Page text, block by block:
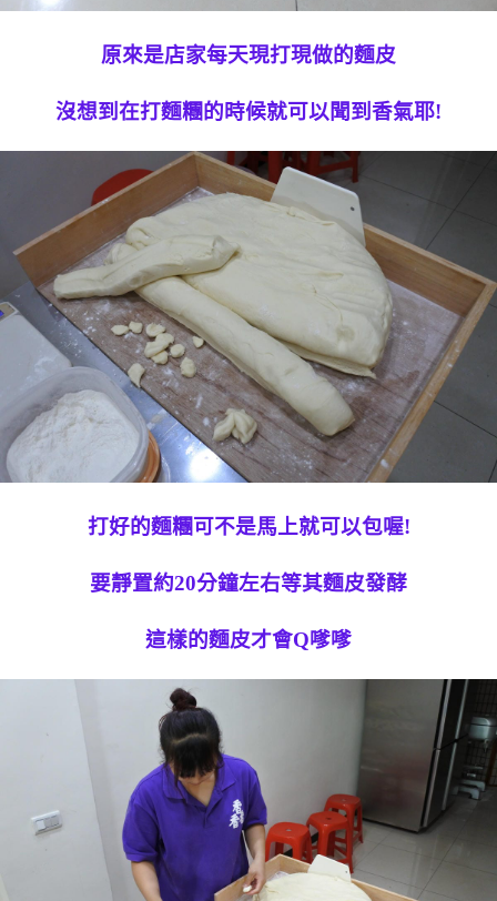
原來是店家每天現打現做的麵皮
沒想到在打麵糰的時候就可以聞到香氣耶!
打好的麵糰可不是馬上就可以包喔!
要靜置約20分鐘左右等其麵皮發酵
這樣的麵皮才會Q嗲嗲